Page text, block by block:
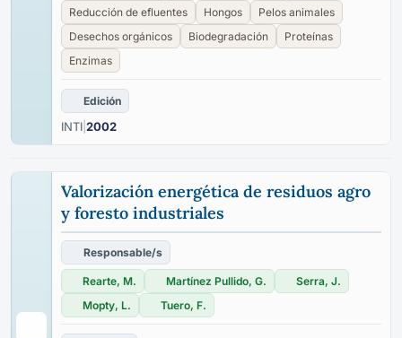
Reducción de efluentes
Hongos
Pelos animales
Desechos orgánicos
Biodegradación
Proteínas
Enzimas
Edición
INTI 2002
Valorización energética de residuos agro
y foresto industriales
Responsable/s
Rearte, M. Martínez Pullido, G.
Serra, J.
Mopty, L.
Tuero, F.